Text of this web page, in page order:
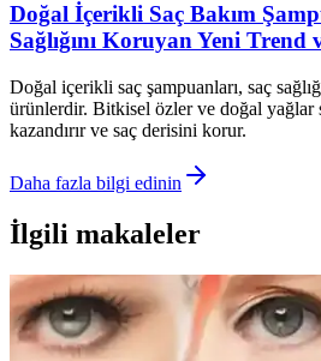
Doğal İçerikli Saç Bakım
Sağlığını Koruyan Yeni Trend
Doğal içerikli saç şampuanları, saç
ürünlerdir. Bitkisel özler ve doğal yağlar
kazandırır ve saç derisini korur.
Daha fazla bilgi edinin
İlgili makaleler